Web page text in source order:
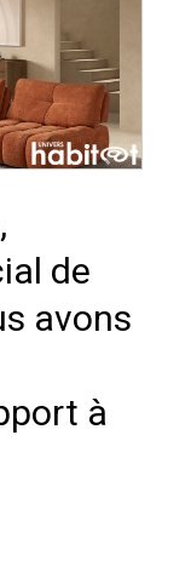
de
avons
à